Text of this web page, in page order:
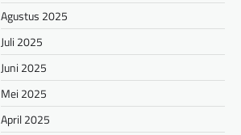
Agustus 2025
Juli 2025
Juni 2025
Mei 2025
April 2025